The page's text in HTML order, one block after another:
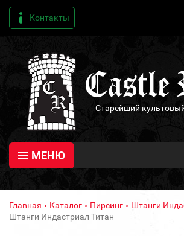
Контакты
Старейший
МЕНЮ
Главная Каталог Пирсинг
Штанги
Штанги Индастриал Титан